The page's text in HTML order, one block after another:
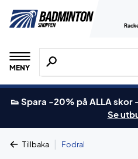
MENY
Sök efter produkter,
👟 Spara -20% på ALLA skor -
Se
Tillbaka | Fodral